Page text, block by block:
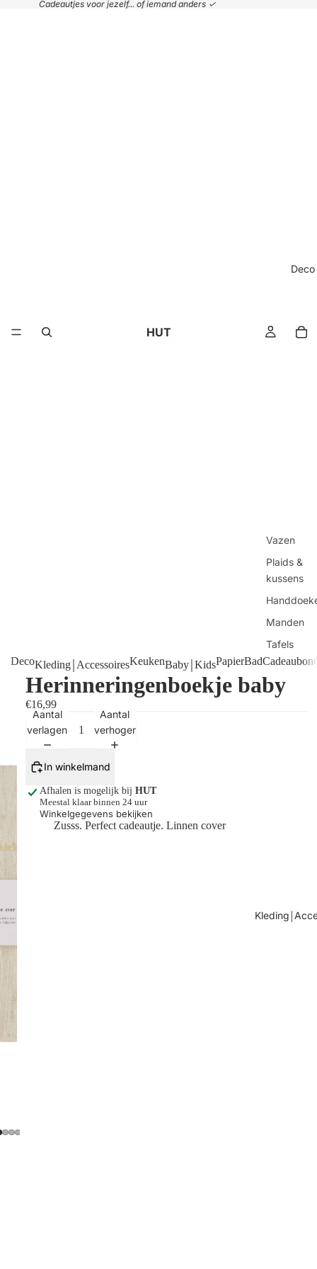
Cadeautjes voor jezelf... of iemand anders ✓
HUT
Deco
Vazen
Plaids &
kussens
Manden
Tafels
Kaarsen
Shop alles
Kleding￨
DecoKleding￨AccessoiresKeukenBaby￨KidsPapierBadCadeaubon
Herinneringenboekje baby
€16,99
Aantal
verlagen
Aantal
verhogen
In winkelmand
Afhalen is mogelijk bij HUT
Meestal klaar binnen 24 uur
Winkelgegevens bekijken
Zusss. Perfect cadeautje. Linnen cover